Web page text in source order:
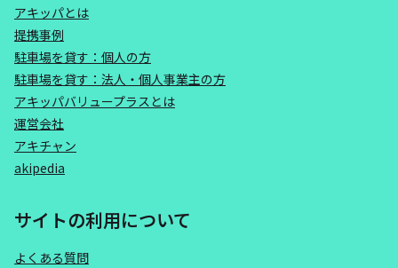
アキッパとは
提携事例
駐車場を貸す：個人の方
駐車場を貸す：法人・個人事業主の方
アキッパバリュープラスとは
運営会社
アキチャン
akipedia
サイトの利用について
よくある質問